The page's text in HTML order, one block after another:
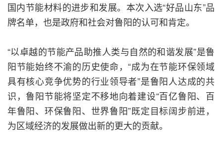
国内节能材料的进步和发展。本次入选“好品山东”品
牌名单，也是政府和社会对鲁阳的认可和肯定。
“以卓越的节能产品助推人类与自然的和谐发展”是鲁
阳节能始终不渝的历史使命，“成为在节能环保领域
具有核心竞争优势的行业领导者”是鲁阳人达成的共
识，鲁阳节能将坚定不移地向着建设“百亿鲁阳、百
年鲁阳、环保鲁阳、世界鲁阳”既定目标阔步前进，
为区域经济的发展做出新的更大的贡献。